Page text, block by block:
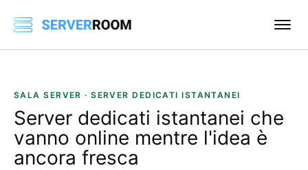
SALA SERVER · SERVER DEDICATI ISTANTANEI
Server dedicati istantanei che
vanno online mentre l'idea è
ancora fresca